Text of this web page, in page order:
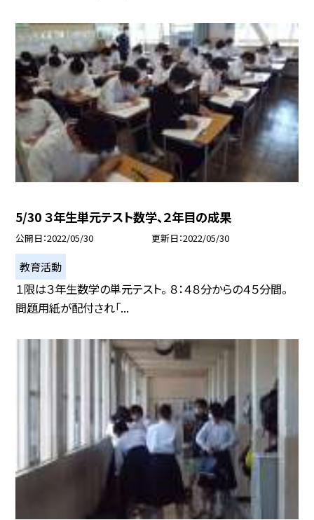
5/30 ３年生単元テスト数学、２年目の成果
公開日 2022/05/30 更新日 2022/05/30
教育活動
１限は３年生数学の単元テスト。 ８：４８分からの４５分間。
問題用紙が配付され「...